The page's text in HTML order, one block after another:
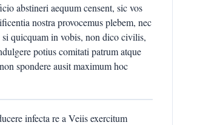
abstineri aequum censent, sic vos
nostra provocemus plebem, nec
quicquam in vobis, non dico civilis,
potius comitati patrum atque
spondere ausit maximum hoc
infecta re a Veiis exercitum